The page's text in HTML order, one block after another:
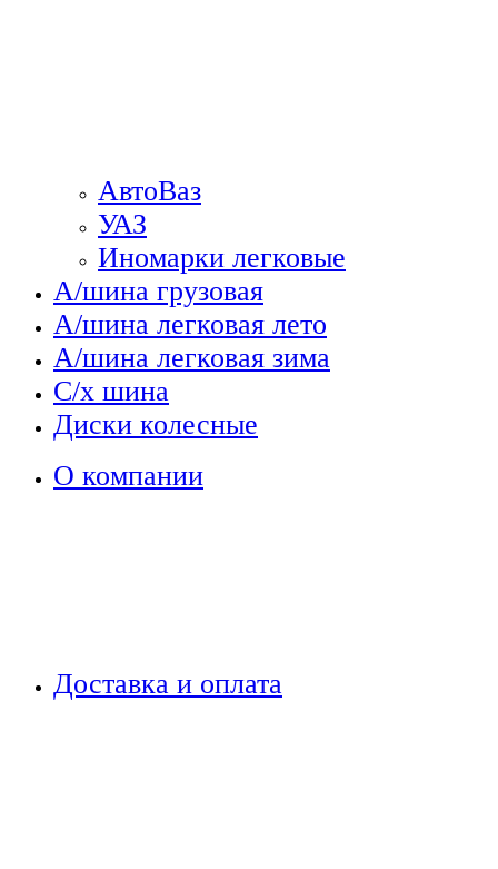
АвтоВаз
УАЗ
Иномарки легковые
А/шина грузовая
А/шина легковая лето
А/шина легковая зима
С/х шина
Диски колесные
О компании
Доставка и оплата